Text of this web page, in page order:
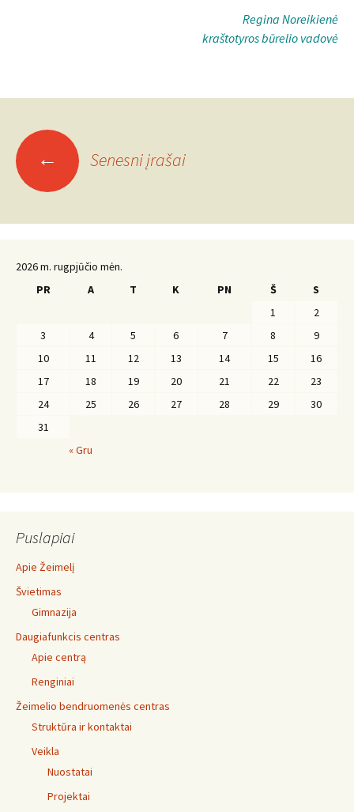
Regina Noreikienė
kraštotyros būrelio vadovė
Įrašo
navigacija
← Senesni įrašai
2026 m. rugpjūčio mėn.
PR
A T K PN Š
S
1
2
3
4 5 6 7 8
9
10
11 12 13 14 15
16
17
18 19 20 21 22
23
24
25 26 27 28 29
30
31
« Gru
Puslapiai
Apie Žeimelį
Švietimas
Gimnazija
Daugiafunkcis centras
Apie centrą
Renginiai
Žeimelio bendruomenės centras
Struktūra ir kontaktai
Veikla
Nuostatai
Projektai